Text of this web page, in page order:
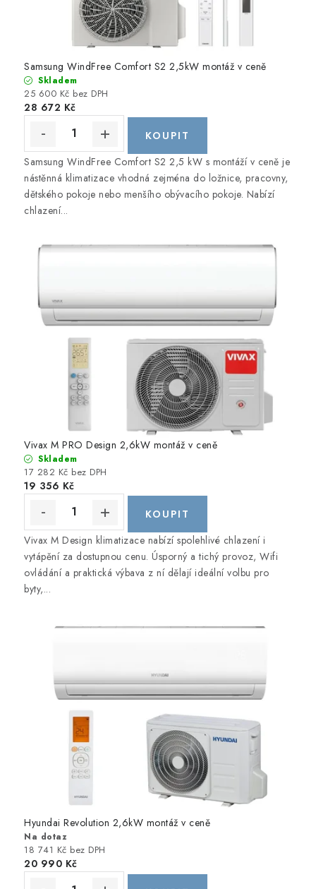
Obchodní podmínky
Podmínky ochrany osobních údajů
Samsung WindFree Comfort S2 2,5kW montáž v ceně
Skladem
25 600 Kč bez DPH
28 672 Kč
Samsung WindFree Comfort S2 2,5 kW s montáží v ceně je
nástěnná klimatizace vhodná zejména do ložnice, pracovny,
dětského pokoje nebo menšího obývacího pokoje. Nabízí
chlazení...
Vivax M PRO Design 2,6kW montáž v ceně
Skladem
17 282 Kč bez DPH
19 356 Kč
Vivax M Design klimatizace nabízí spolehlivé chlazení i
vytápění za dostupnou cenu. Úsporný a tichý provoz, Wifi
ovládání a praktická výbava z ní dělají ideální volbu pro
byty,...
Hyundai Revolution 2,6kW montáž v ceně
Na dotaz
18 741 Kč bez DPH
20 990 Kč